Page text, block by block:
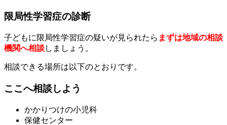
限局性学習症の診断
子どもに限局性学習症の疑いが見られたら まずは地域の相談
機関へ相談しましょう。
相談できる場所は以下のとおりです。
ここへ相談しよう
かかりつけの小児科
保健センター